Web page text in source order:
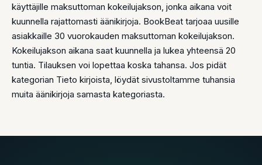
käyttäjille maksuttoman kokeilujakson, jonka aikana voit
kuunnella rajattomasti äänikirjoja. BookBeat tarjoaa uusille
asiakkaille 30 vuorokauden maksuttoman kokeilujakson.
Kokeilujakson aikana saat kuunnella ja lukea yhteensä 20
tuntia. Tilauksen voi lopettaa koska tahansa. Jos pidät
kategorian Tieto kirjoista, löydät sivustoltamme tuhansia
muita äänikirjoja samasta kategoriasta.